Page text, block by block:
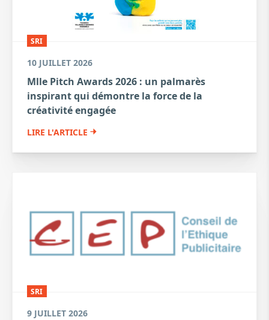
SRI
10 JUILLET 2026
Mlle Pitch Awards 2026 : un palmarès
inspirant qui démontre la force de la
créativité engagée
LIRE L'ARTICLE
SRI
9 JUILLET 2026